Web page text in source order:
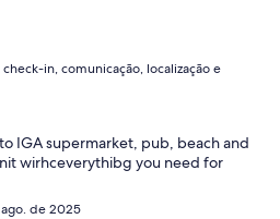
in, comunicação, localização e
IGA supermarket, pub, beach and
wirhceverythibg you need for
de 2025